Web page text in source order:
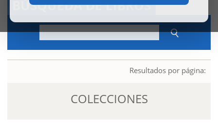
BÚSQUEDA DE LIBROS
Resultados por página:
COLECCIONES